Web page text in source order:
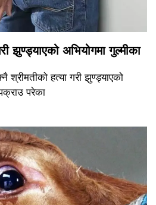
झुण्ड्याएको अभियोगमा गुल्मीका
हत्या गरी झुण्ड्याएको
परेका